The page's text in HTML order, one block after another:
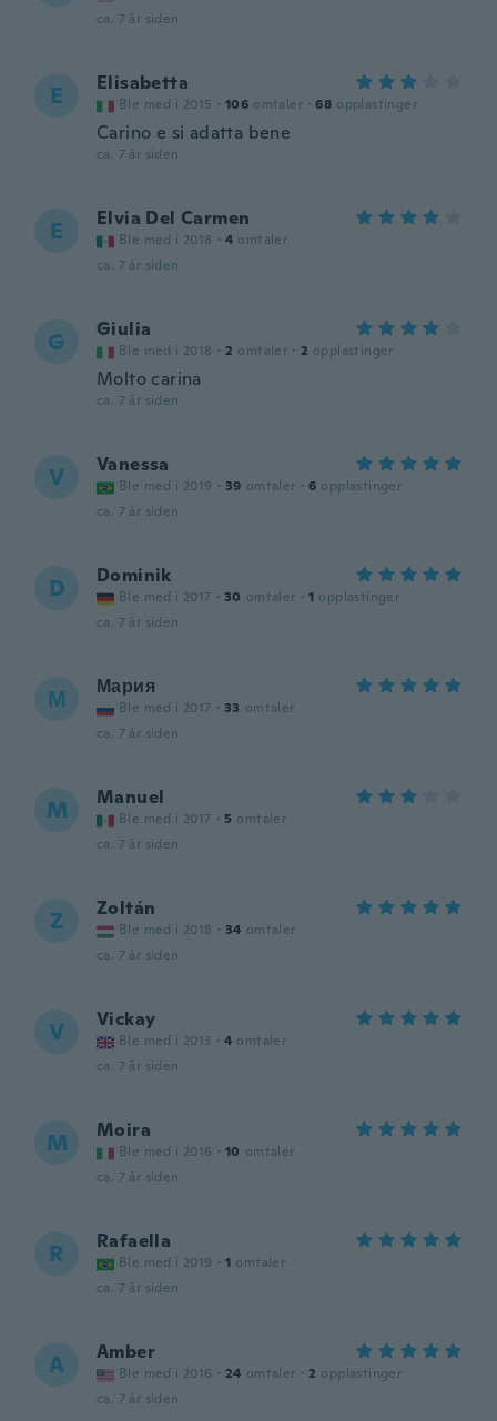
ca. 7 år siden
E Elisabetta
Ble med i 2015 · 106 omtaler · 68 opplastinger
Carino e si adatta bene
ca. 7 år siden
E Elvia Del Carmen
Ble med i 2018 · 4 omtaler
ca. 7 år siden
G Giulia
Ble med i 2018 · 2 omtaler · 2 opplastinger
Molto carina
ca. 7 år siden
V Vanessa
Ble med i 2019 · 39 omtaler · 6 opplastinger
ca. 7 år siden
D Dominik
Ble med i 2017 · 30 omtaler · 1 opplastinger
ca. 7 år siden
М Мария
Ble med i 2017 · 33 omtaler
ca. 7 år siden
M Manuel
Ble med i 2017 · 5 omtaler
ca. 7 år siden
Z Zoltán
Ble med i 2018 · 34 omtaler
ca. 7 år siden
V Vickay
Ble med i 2013 · 4 omtaler
ca. 7 år siden
M Moira
Ble med i 2016 · 10 omtaler
ca. 7 år siden
R Rafaella
Ble med i 2019 · 1 omtaler
ca. 7 år siden
A Amber
Ble med i 2016 · 24 omtaler · 2 opplastinger
ca. 7 år siden